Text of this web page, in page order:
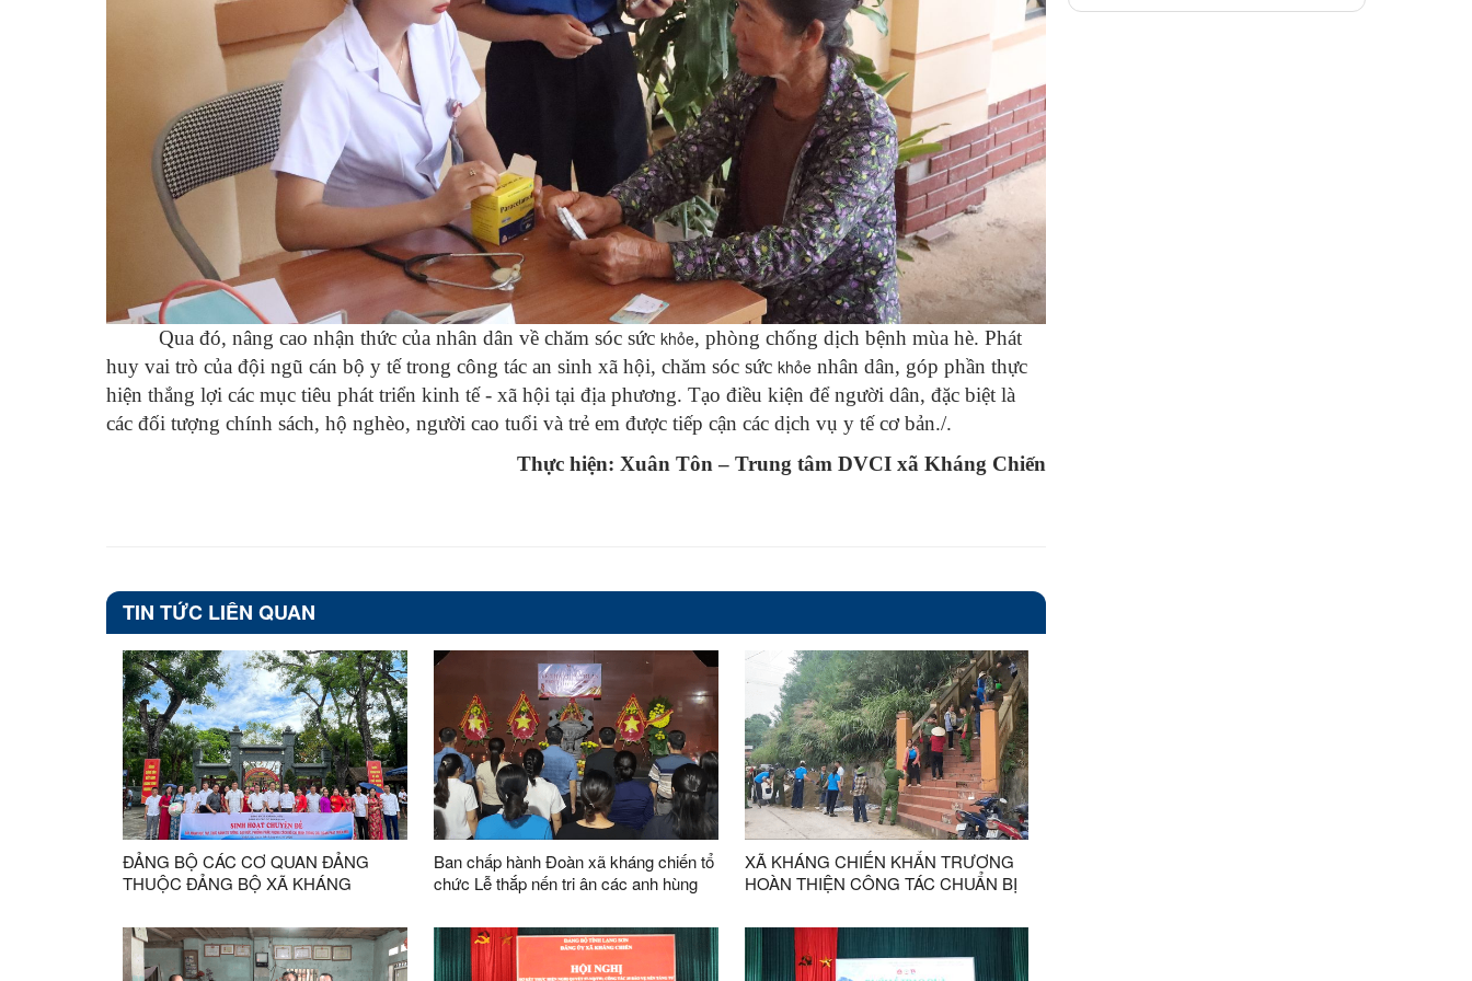
Qua đó, nâng cao nhận thức của nhân dân về chăm sóc sức khỏe, phòng chống dịch bệnh mùa hè. Phát
huy vai trò của đội ngũ cán bộ y tế trong công tác an sinh xã hội, chăm sóc sức khỏe nhân dân, góp phần thực
hiện thắng lợi các mục tiêu phát triển kinh tế - xã hội tại địa phương. Tạo điều kiện để người dân, đặc biệt là
các đối tượng chính sách, hộ nghèo, người cao tuổi và trẻ em được tiếp cận các dịch vụ y tế cơ bản./.
Thực hiện: Xuân Tôn – Trung tâm DVCI xã Kháng Chiến
TIN TỨC LIÊN QUAN
ĐẢNG BỘ CÁC CƠ QUAN ĐẢNG
THUỘC ĐẢNG BỘ XÃ KHÁNG
QUÊ BÁC
Ban chấp hành Đoàn xã kháng chiến tổ
chức Lễ thắp nến tri ân các anh hùng
XÃ KHÁNG CHIẾN KHẨN TRƯƠNG
HOÀN THIỆN CÔNG TÁC CHUẨN BỊ
CHƯA XÁC ĐỊNH ĐƯỢC THÔNG TIN